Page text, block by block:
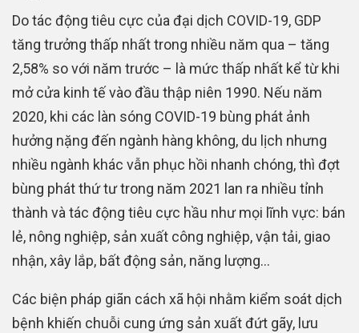
Do tác động tiêu cực của đại dịch COVID-19, GDP
tăng trưởng thấp nhất trong nhiều năm qua – tăng
2,58% so với năm trước – là mức thấp nhất kể từ khi
mở cửa kinh tế vào đầu thập niên 1990. Nếu năm
2020, khi các làn sóng COVID-19 bùng phát ảnh
hưởng nặng đến ngành hàng không, du lịch nhưng
nhiều ngành khác vẫn phục hồi nhanh chóng, thì đợt
bùng phát thứ tư trong năm 2021 lan ra nhiều tỉnh
thành và tác động tiêu cực hầu như mọi lĩnh vực: bán
lẻ, nông nghiệp, sản xuất công nghiệp, vận tải, giao
nhận, xây lắp, bất động sản, năng lượng…
Các biện pháp giãn cách xã hội nhằm kiểm soát dịch
bệnh khiến chuỗi cung ứng sản xuất đứt gãy, lưu